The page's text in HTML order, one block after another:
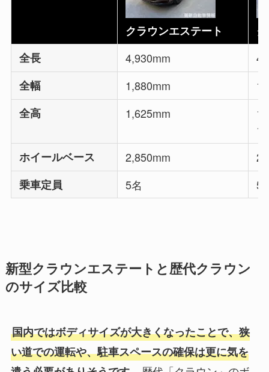
クラウンエステート
全長
4,930mm
全幅
1,880mm
全高
1,625mm
ホイールベース
2,850mm
乗車定員
5名 5
新型クラウンエステートと歴代クラウン
のサイズ比較
国内ではボディサイズが大きくなったことで、狭
い道での運転や、駐車スペースの確保は更に気を